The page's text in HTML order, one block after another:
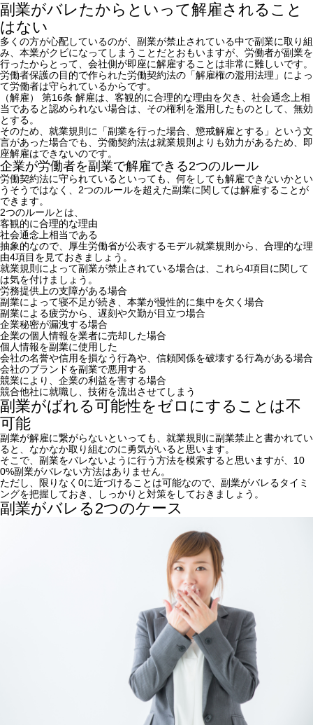
副業がバレたからといって解雇されること
はない
多くの方が心配しているのが、副業が禁止されている中で副業に取り組
み、本業がクビになってしまうことだとおもいますが、労働者が副業を
行ったからとって、会社側が即座に解雇することは非常に難しいです。
労働者保護の目的で作られた労働契約法の「解雇権の濫用法理」によっ
て労働者は守られているからです。
（解雇） 第16条 解雇は、客観的に合理的な理由を欠き、社会通念上相
当であると認められない場合は、その権利を濫用したものとして、無効
とする。
そのため、就業規則に「副業を行った場合、懲戒解雇とする」という文
言があった場合でも、労働契約法は就業規則よりも効力があるため、即
座解雇はできないのです。
企業が労働者を副業で解雇できる2つのルール
労働契約法に守られているといっても、何をしても解雇できないかとい
うそうではなく、2つのルールを超えた副業に関しては解雇することが
できます。
2つのルールとは、
客観的に合理的な理由
社会通念上相当である
抽象的なので、厚生労働省が公表するモデル就業規則から、合理的な理
由4項目を見ておきましょう。
就業規則によって副業が禁止されている場合は、これら4項目に関して
は気を付けましょう。
労務提供上の支障がある場合
副業によって寝不足が続き、本業が慢性的に集中を欠く場合
副業による疲労から、遅刻や欠勤が目立つ場合
企業秘密が漏洩する場合
企業の個人情報を業者に売却した場合
個人情報を副業に使用した
会社の名誉や信用を損なう行為や、信頼関係を破壊する行為がある場合
会社のブランドを副業で悪用する
競業により、企業の利益を害する場合
競合他社に就職し、技術を流出させてしまう
副業がばれる可能性をゼロにすることは不
可能
副業が解雇に繋がらないといっても、就業規則に副業禁止と書かれてい
ると、なかなか取り組むのに勇気がいると思います。
そこで、副業をバレないように行う方法を模索すると思いますが、10
0%副業がバレない方法はありません。
ただし、限りなく0に近づけることは可能なので、副業がバレるタイミ
ングを把握しておき、しっかりと対策をしておきましょう。
副業がバレる2つのケース